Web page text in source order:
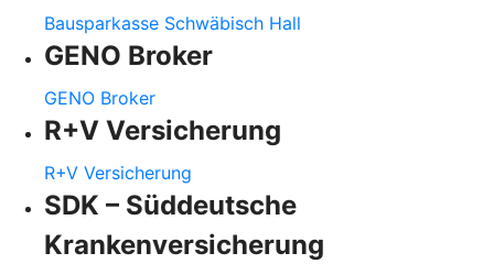
Bausparkasse Schwäbisch Hall
GENO Broker
GENO Broker
R+V Versicherung
R+V Versicherung
SDK – Süddeutsche
Krankenversicherung